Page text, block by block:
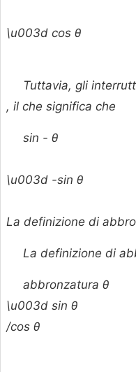
\u003d cos θ
Tuttavia, gli
, il che significa che
sin - θ
\u003d -sin θ
La definizione di
La definizione di
abbronzatura θ
\u003d sin θ
/cos θ